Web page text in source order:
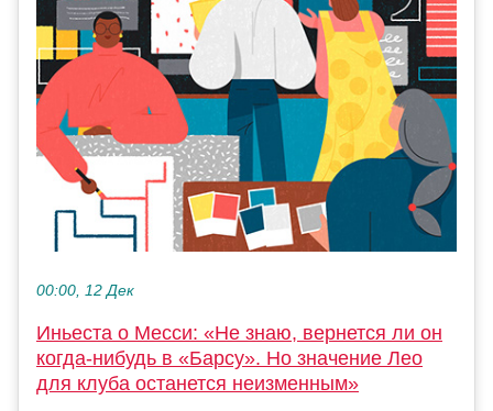
00:00, 12 Дек
Иньеста о Месси: «Не знаю, вернется ли он
когда-нибудь в «Барсу». Но значение Лео
для клуба останется неизменным»